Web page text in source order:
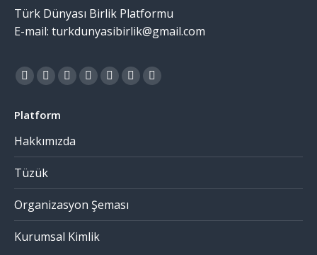
Türk Dünyası Birlik Platformu
E-mail: turkdunyasibirlik@gmail.com
Find us on:
Platform
Hakkımızda
Tüzük
Organizasyon Şeması
Kurumsal Kimlik